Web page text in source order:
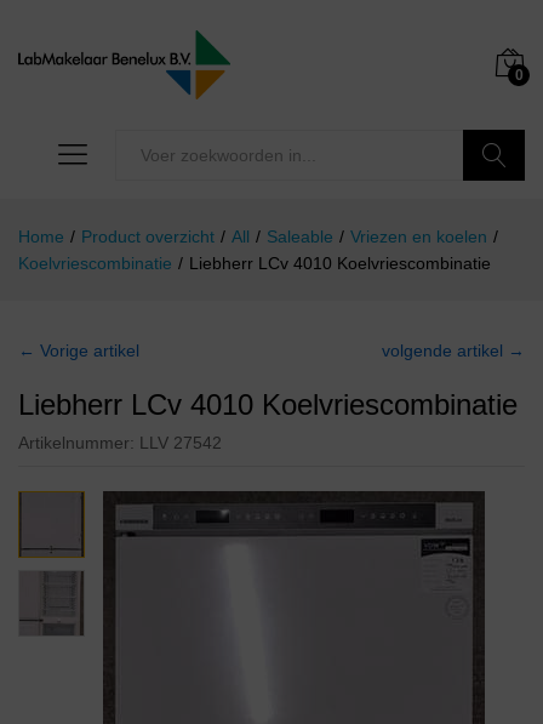
0
Home / Product overzicht / All / Saleable / Vriezen en koelen /
Koelvriescombinatie / Liebherr LCv 4010 Koelvriescombinatie
← Vorige artikel volgende artikel →
Liebherr LCv 4010 Koelvriescombinatie
Artikelnummer: LLV 27542